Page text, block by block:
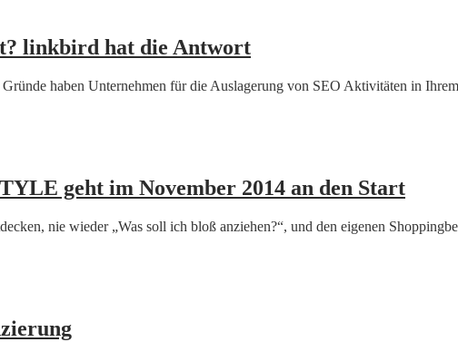
linkbird hat die Antwort
haben Unternehmen für die Auslagerung von SEO Aktivitäten in
geht im November 2014 an den Start
nie wieder „Was soll ich bloß anziehen?“, und den eigenen